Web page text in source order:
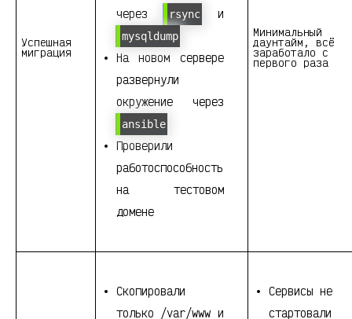
Успешная
миграция
через
rsync и
mysqldump
На новом сервере
развернули
окружение через
ansible
Проверили
работоспособность
на тестовом
домене
Минимальный
даунтайм, всё
заработало с
первого раза
Скопировали
только /var/www и
Сервисы не
стартовали